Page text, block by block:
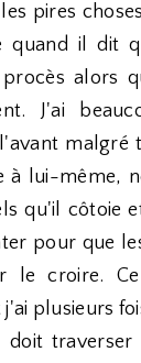
pires
quand il dit
alors
J'ai
malgré
à lui-même,
qu'il côtoie
pour que
le croire.
plusieurs
doit traverser